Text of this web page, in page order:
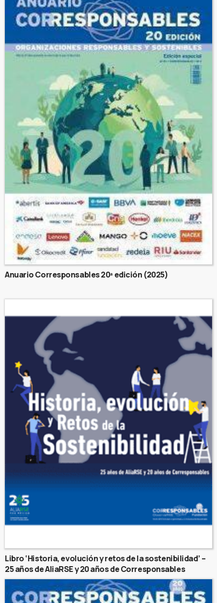
Anuario Corresponsables 20ª edición (2025)
Libro ‘Historia, evolución y retos de la sostenibilidad’ –
25 años de AliaRSE y 20 años de Corresponsables